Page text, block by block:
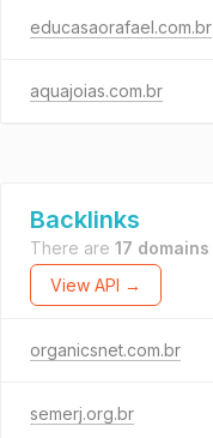
educasaorafael.com.br
aquajoias.com.br
Backlinks
There are 17 domains
View API →
organicsnet.com.br
semerj.org.br